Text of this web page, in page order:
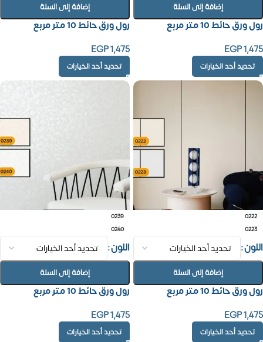
إضافة إلى السلة
رول ورق حائط 10 متر مربع
EGP1,475
تحديد أحد الخيارات
إضافة إلى السلة
رول ورق حائط 10 متر مربع
EGP1,475
تحديد أحد الخيارات
0222
0223
اللون
إضافة إلى السلة
رول ورق حائط 10 متر مربع
EGP1,475
تحديد أحد الخيارات
0239
0240
اللون
إضافة إلى السلة
رول ورق حائط 10 متر مربع
EGP1,475
تحديد أحد الخيارات